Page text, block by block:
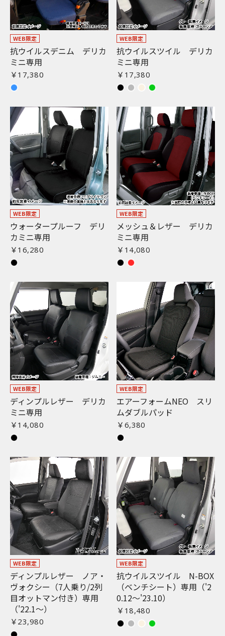
WEB限定
抗ウイルスデニム デリカ
ミニ専用
￥17,380
WEB限定
抗ウイルスツイル デリカ
ミニ専用
￥17,380
WEB限定
ウォータープルーフ デリ
カミニ専用
￥16,280
WEB限定
メッシュ＆レザー デリカ
ミニ専用
￥14,080
WEB限定
ディンプルレザー デリカ
ミニ専用
￥14,080
WEB限定
エアーフォームNEO スリ
ムダブルパッド
￥6,380
WEB限定
ディンプルレザー ノア・
ヴォクシー（7人乗り/2列
目オットマン付き）専用
（'22.1〜）
￥23,980
WEB限定
抗ウイルスツイル N-BOX
（ベンチシート）専用（'2
0.12〜'23.10）
￥18,480